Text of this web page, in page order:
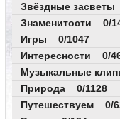
Звёздные
Знаменитости 0/
Игры 0/1047
Интересности 0/
Музыкальные
Природа 0/1128
Путешествуем 0/